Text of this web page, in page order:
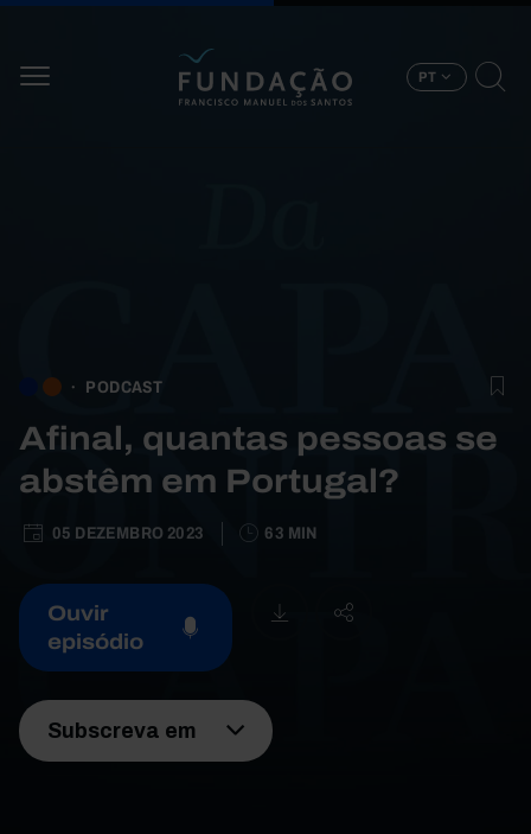
PT
PODCAST
Afinal, quantas pessoas se
abstêm em Portugal?
05 DEZEMBRO 2023 63 MIN
Ouvir
episódio
Subscreva em